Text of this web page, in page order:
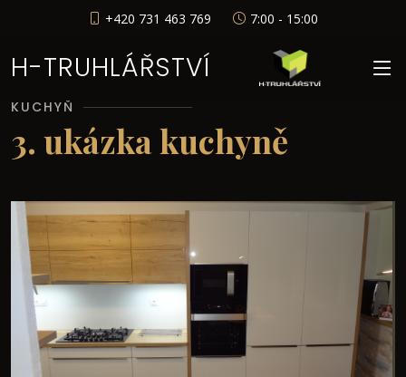
+420 731 463 769 7:00 - 15:00
H-TRUHLÁŘSTVÍ
KUCHYŇ
3. ukázka kuchyně